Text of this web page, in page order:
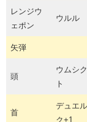
レンジウ
ェポン
ウルル
矢弾
頭
ウムシ
ト
首
デュエ
ク+1